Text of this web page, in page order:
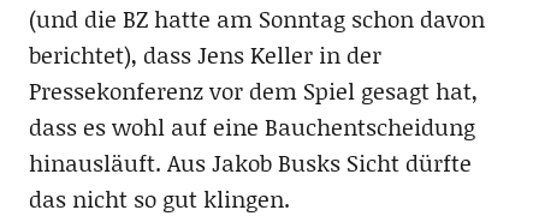
(und die BZ hatte am Sonntag schon davon
berichtet), dass Jens Keller in der
Pressekonferenz vor dem Spiel gesagt hat,
dass es wohl auf eine Bauchentscheidung
hinausläuft. Aus Jakob Busks Sicht dürfte
das nicht so gut klingen.